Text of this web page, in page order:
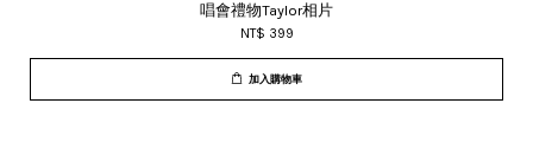
唱會禮物Taylor相片
NT$ 399
加入購物車